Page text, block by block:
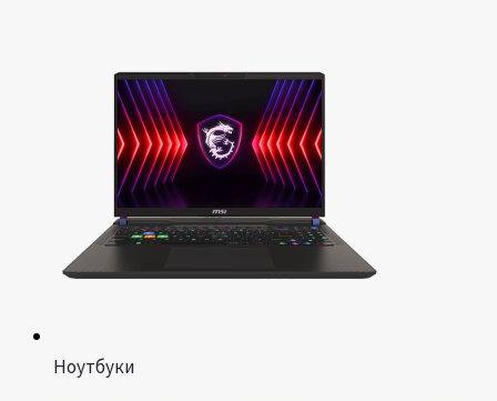
Ноутбуки